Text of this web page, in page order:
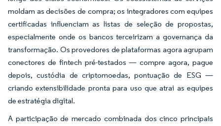
moldam as decisões de compra; os integradores com equipes
certificadas influenciam as listas de seleção de propostas,
especialmente onde os bancos terceirizam a governança da
transformação. Os provedores de plataformas agora agrupam
conectores de fintech pré-testados — compre agora, pague
depois, custódia de criptomoedas, pontuação de ESG —
criando extensibilidade pronta para uso que atrai as equipes
de estratégia digital.
A participação de mercado combinada dos cinco principais